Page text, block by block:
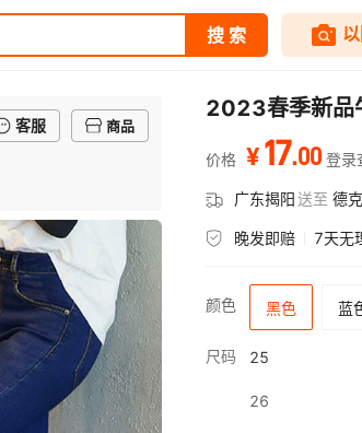
客服 商品
2023春季新品
价格 ¥17.00 登录
广东揭阳送至 德
晚发即赔 7天无
颜色 黑色 蓝
尺码 25
26